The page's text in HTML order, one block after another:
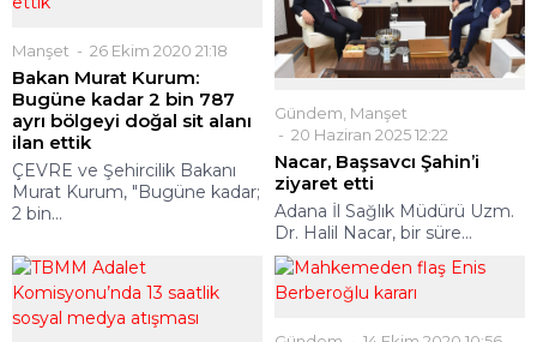
Manşet 26 Ekim 2020 21:18
Bakan Murat Kurum:
Bugüne kadar 2 bin 787
ayrı bölgeyi doğal sit alanı
ilan ettik
ÇEVRE ve Şehircilik Bakanı
Murat Kurum, "Bugüne kadar;
2 bin...
Gündem Manşet
20 Haziran 2025 12:22
Nacar, Başsavcı Şahin’i
ziyaret etti
Adana İl Sağlık Müdürü Uzm.
Dr. Halil Nacar, bir süre...